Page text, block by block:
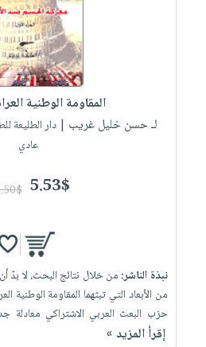
المقاومة الوطنية
لـ حسن خليل غريب | دار الطليعة
عادي
5.53$
نبذة الناشر: من خلال نتائج البحث، لا
من الأبعاد التي تبثهما المقاومة الوطنية
حزب البعث العربي الاشتراكي معادلة
إقرأ المزيد »